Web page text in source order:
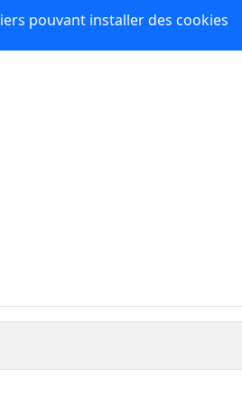
pouvant installer des cookies